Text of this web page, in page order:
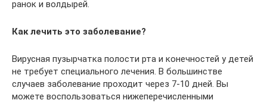
ранок и волдырей.
Как лечить это заболевание?
Вирусная пузырчатка полости рта и конечностей у детей
не требует специального лечения. В большинстве
случаев заболевание проходит через 7-10 дней. Вы
можете воспользоваться нижеперечисленными